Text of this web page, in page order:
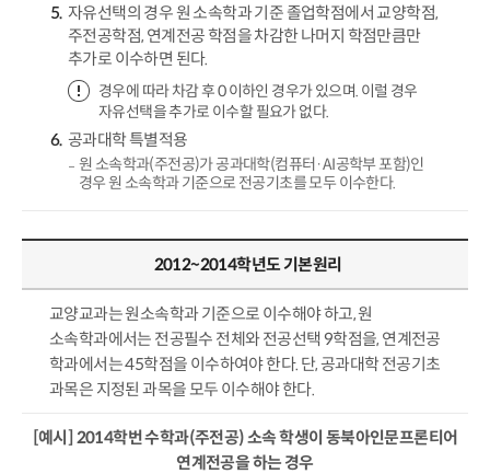
자유선택의 경우 원 소속학과 기준 졸업학점에서 교양학점,
주전공학점, 연계전공 학점을 차감한 나머지 학점만큼만
추가로 이수하면 된다.
경우에 따라 차감 후 0 이하인 경우가 있으며. 이럴 경우
자유선택을 추가로 이수할 필요가 없다.
공과대학 특별적용
원 소속학과(주전공)가 공과대학(컴퓨터·AI공학부 포함)인
경우 원 소속학과 기준으로 전공기초를 모두 이수한다.
2012~2014학년도 기본원리
교양교과는 원소속학과 기준으로 이수해야 하고, 원
소속학과에서는 전공필수 전체와 전공선택 9학점을, 연계전공
학과에서는 45학점을 이수하여야 한다. 단, 공과대학 전공기초
과목은 지정된 과목을 모두 이수해야 한다.
[예시] 2014학번 수학과(주전공) 소속 학생이 동북아인문프론티어
연계전공을 하는 경우